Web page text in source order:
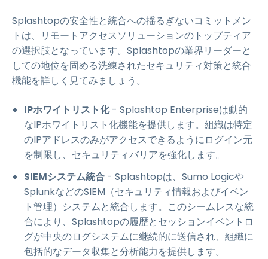
Splashtopの安全性と統合への揺るぎないコミットメン
トは、リモートアクセスソリューションのトップティア
の選択肢となっています。Splashtopの業界リーダーと
しての地位を固める洗練されたセキュリティ対策と統合
機能を詳しく見てみましょう。
IPホワイトリスト化- Splashtop Enterpriseは動的
なIPホワイトリスト化機能を提供します。組織は特定
のIPアドレスのみがアクセスできるようにログイン元
を制限し、セキュリティバリアを強化します。
SIEMシステム統合 - Splashtopは、Sumo Logicや
SplunkなどのSIEM（セキュリティ情報およびイベン
ト管理）システムと統合します。このシームレスな統
合により、Splashtopの履歴とセッションイベントロ
グが中央のログシステムに継続的に送信され、組織に
包括的なデータ収集と分析能力を提供します。